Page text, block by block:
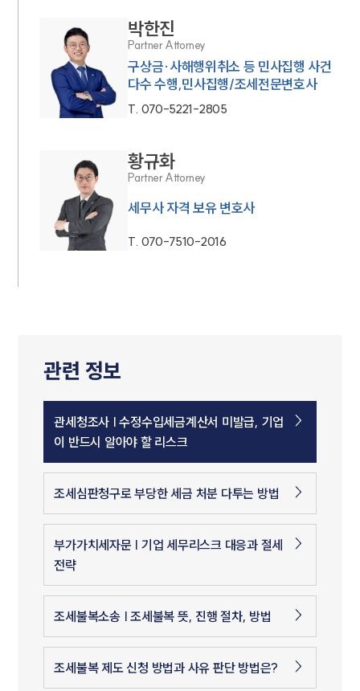
박한진
Partner Attorney
구상금·사해행위취소 등 민사집행 사건
다수 수행,민사집행/조세전문변호사
T. 070-5221-2805
황규화
Partner Attorney
세무사 자격 보유 변호사
T. 070-7510-2016
관련 정보
관세청조사 | 수정수입세금계산서 미발급, 기업
이 반드시 알아야 할 리스크
조세심판청구로 부당한 세금 처분 다투는 방법
부가가치세자문 | 기업 세무리스크 대응과 절세
전략
조세불복소송 | 조세불복 뜻, 진행 절차, 방법
조세불복 제도 신청 방법과 사유 판단 방법은?